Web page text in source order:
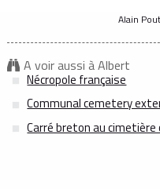
Alain
A voir aussi à Albert
Nécropole française
Communal cemetery
Carré breton au cimetière